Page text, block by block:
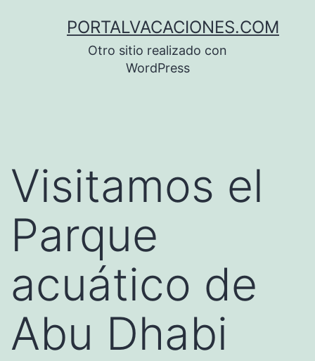
PORTALVACACIONES.COM
Otro sitio realizado con
WordPress
Visitamos el
Parque
acuático de
Abu Dhabi